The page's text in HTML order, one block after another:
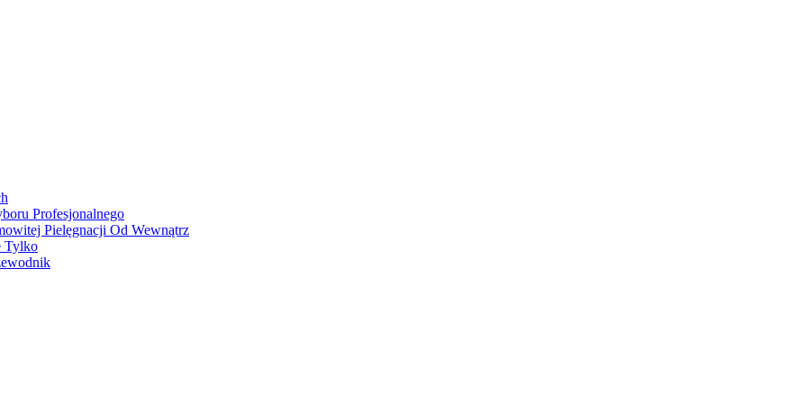
Profesjonalnego
Pielęgnacji Od Wewnątrz
Tylko